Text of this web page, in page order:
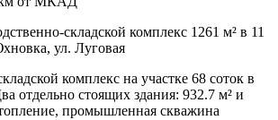
складской комплекс 1261 м² в 11
ул. Луговая
комплекс на участке 68 соток в
отдельно стоящих здания: 932.7 м² и
промышленная скважина